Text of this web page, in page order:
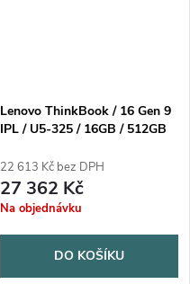
Lenovo ThinkBook / 16 Gen 9
IPL / U5-325 / 16GB / 512GB
in / Win11 Pro / šedá
22 613 Kč bez DPH
27 362 Kč
Na objednávku
DO KOŠÍKU